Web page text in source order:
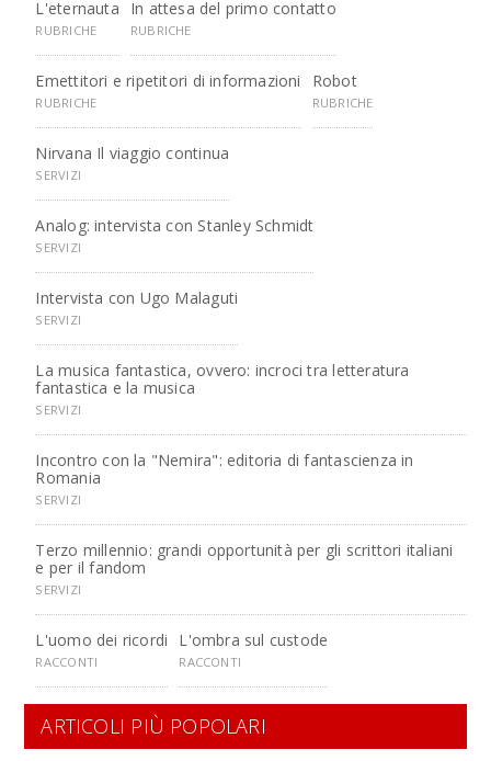
L'eternauta
RUBRICHE
In attesa del primo contatto
RUBRICHE
Emettitori e ripetitori di informazioni
RUBRICHE
Robot
RUBRICHE
Nirvana Il viaggio continua
SERVIZI
Analog: intervista con Stanley Schmidt
SERVIZI
Intervista con Ugo Malaguti
SERVIZI
La musica fantastica, ovvero: incroci tra letteratura
fantastica e la musica
SERVIZI
Incontro con la "Nemira": editoria di fantascienza in
Romania
SERVIZI
Terzo millennio: grandi opportunità per gli scrittori italiani
e per il fandom
SERVIZI
L'uomo dei ricordi
RACCONTI
L'ombra sul custode
RACCONTI
ARTICOLI PIÙ POPOLARI